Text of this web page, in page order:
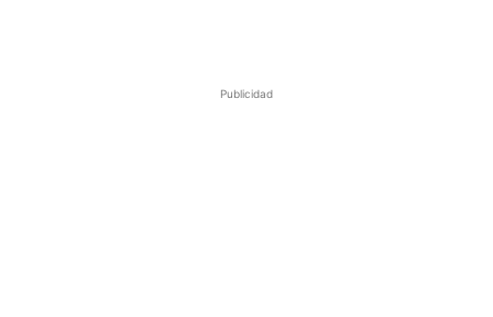
Publicidad